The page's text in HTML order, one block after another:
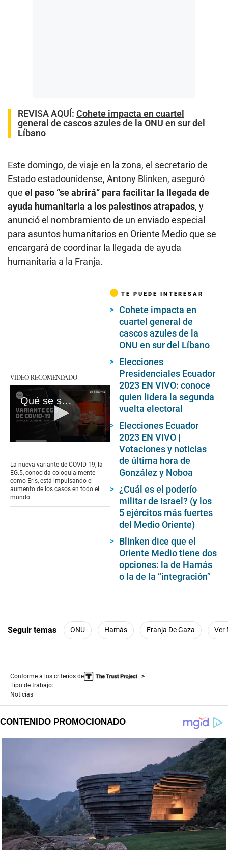
REVISA AQUÍ: Cohete impacta en cuartel
general de cascos azules de la ONU en sur del
Líbano
Este domingo, de viaje en la zona, el secretario de
Estado estadounidense, Antony Blinken, aseguró
que el paso “se abrirá” para facilitar la llegada de
ayuda humanitaria a los palestinos atrapados, y
anunció el nombramiento de un enviado especial
para asuntos humanitarios en Oriente Medio que se
encargará de coordinar la llegada de ayuda
humanitaria a la Franja.
VIDEO RECOMENDADO
Qué se sabe de Eris, la nueva variante de COVID-19
of
3
minutes,
20
seconds
La nueva variante de COVID-19, la
EG.5, conocida coloquialmente
como Eris, está impulsando el
aumento de los casos en todo el
mundo.
TE PUEDE INTERESAR
Cohete impacta en
cuartel general de
cascos azules de la
ONU en sur del Líbano
Elecciones
Presidenciales Ecuador
2023 EN VIVO: conoce
quien lidera la segunda
vuelta electoral
Elecciones Ecuador
2023 EN VIVO |
Votaciones y noticias
de última hora de
González y Noboa
¿Cuál es el poderío
militar de Israel? (y los
5 ejércitos más fuertes
del Medio Oriente)
Blinken dice que el
Oriente Medio tiene dos
opciones: la de Hamás
o la de la “integración”
Seguir temas ONU Hamás Franja De Gaza Ver
Conforme a los criterios de
Tipo de trabajo:
Noticias